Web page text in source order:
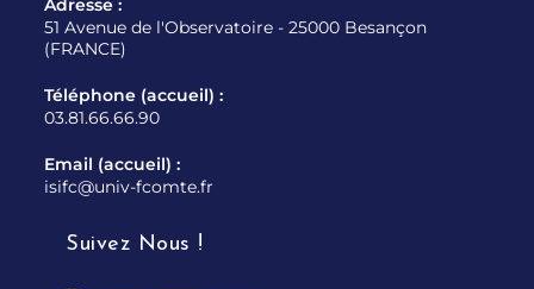
Adresse :
51 Avenue de l'Observatoire - 25000 Besançon
(FRANCE)
Téléphone (accueil) :
03.81.66.66.90
Email (accueil) :
isifc@univ-fcomte.fr
Suivez Nous !